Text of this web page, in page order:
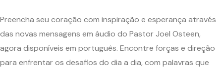
Preencha seu coração com inspiração e esperança através
das novas mensagens em áudio do Pastor Joel Osteen,
agora disponíveis em português. Encontre forças e direção
para enfrentar os desafios do dia a dia, com palavras que